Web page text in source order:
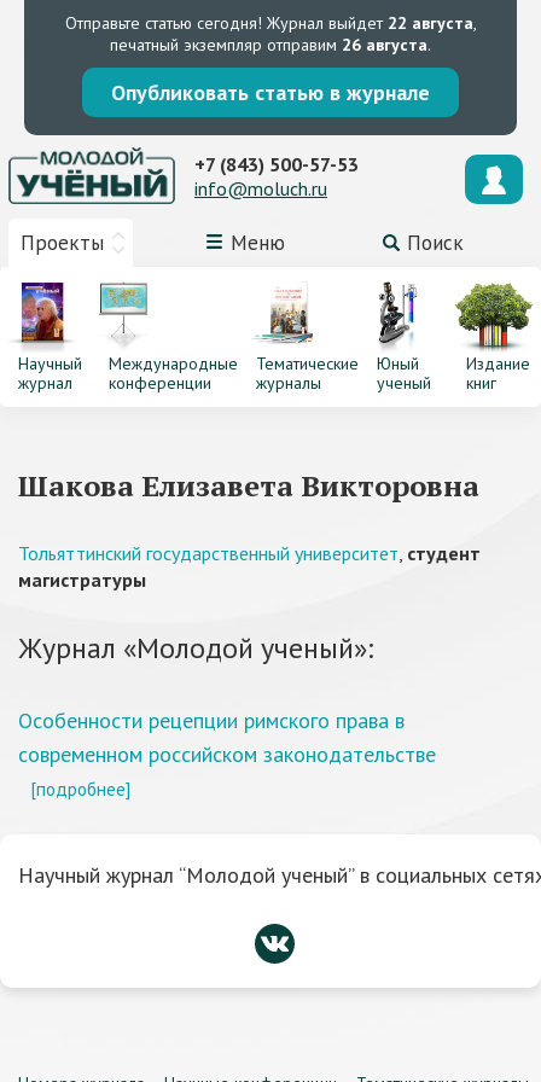
Отправьте статью сегодня! Журнал выйдет 22 августа,
печатный экземпляр отправим 26 августа.
Опубликовать статью в журнале
Проекты Меню Поиск
+7 (843) 500-57-53
info@moluch.ru
Научный
журнал
Международные
конференции
Тематические
журналы
Юный
ученый
Издание
книг
Шакова Елизавета Викторовна
Тольяттинский государственный университет, студент
магистратуры
Журнал «Молодой ученый»:
Особенности рецепции римского права в
современном российском законодательстве
[подробнее]
Научный журнал “Молодой ученый” в социальных